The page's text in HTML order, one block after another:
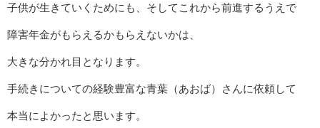
子供が生きていくためにも、そしてこれから前進するうえで
障害年金がもらえるかもらえないかは、
大きな分かれ目となります。
手続きについての経験豊富な青葉（あおば）さんに依頼して
本当によかったと思います。